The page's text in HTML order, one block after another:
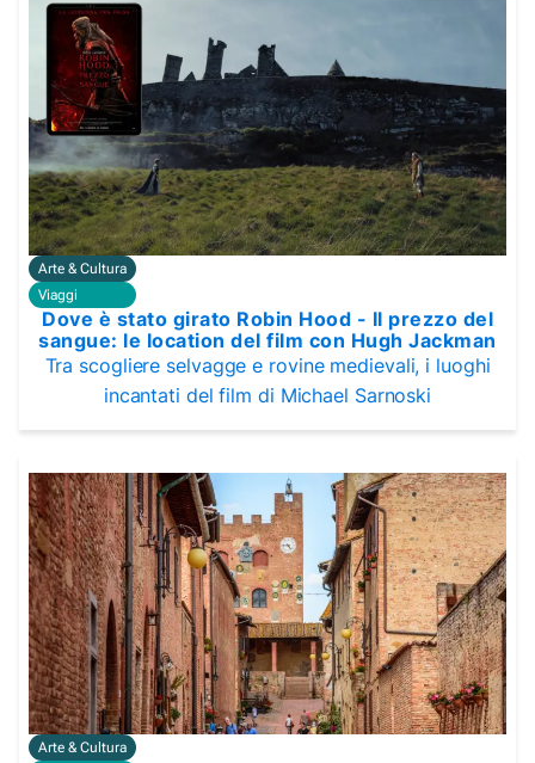
Arte & Cultura
Viaggi
Dove è stato girato Robin Hood - Il prezzo del
sangue: le location del film con Hugh Jackman
Tra scogliere selvagge e rovine medievali, i luoghi
incantati del film di Michael Sarnoski
Arte & Cultura